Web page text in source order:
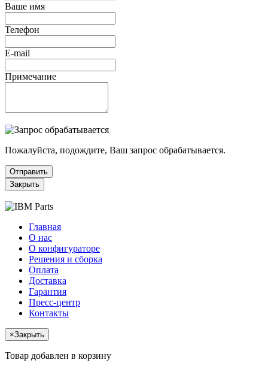
Ваше имя
Телефон
E-mail
Примечание
Пожалуйста, подождите, Ваш запрос обрабатывается.
Отправить
Закрыть
Главная
О нас
О конфигураторе
Решения и сборка
Оплата
Доставка
Гарантия
Пресс-центр
Контакты
×Закрыть
Товар добавлен в корзину